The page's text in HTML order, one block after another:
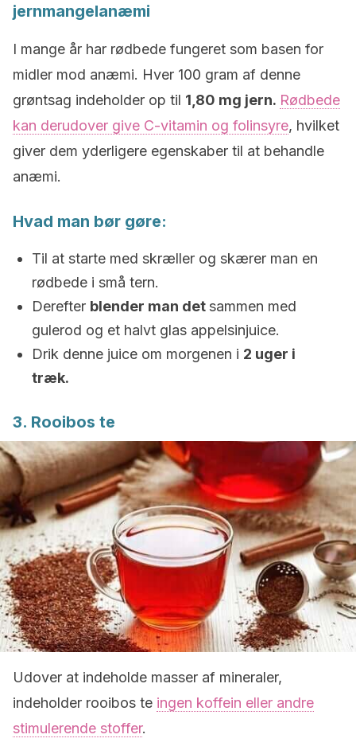
jernmangelanæmi
I mange år har rødbede fungeret som basen for
midler mod anæmi. Hver 100 gram af denne
grøntsag indeholder op til 1,80 mg jern. Rødbede
kan derudover give C-vitamin og folinsyre, hvilket
giver dem yderligere egenskaber til at behandle
anæmi.
Hvad man bør gøre:
Til at starte med skræller og skærer man en
rødbede i små tern.
Derefter blender man detsammen med
gulerod og et halvt glas appelsinjuice.
Drik denne juice om morgenen i 2 uger i
træk.
3. Rooibos te
Udover at indeholde masser af mineraler,
indeholder rooibos te ingen koffein eller andre
stimulerende stoffer.